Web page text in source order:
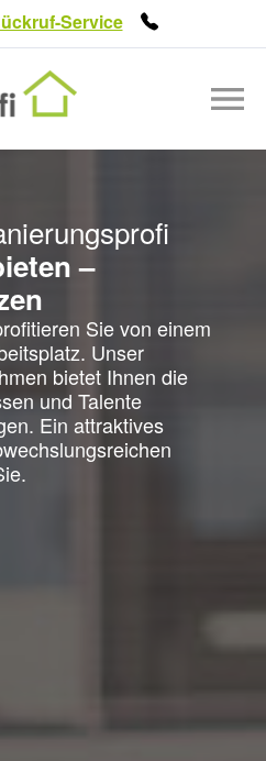
Service
–
Sie von einem
Unser
bietet Ihnen die
und Talente
Ein attraktives